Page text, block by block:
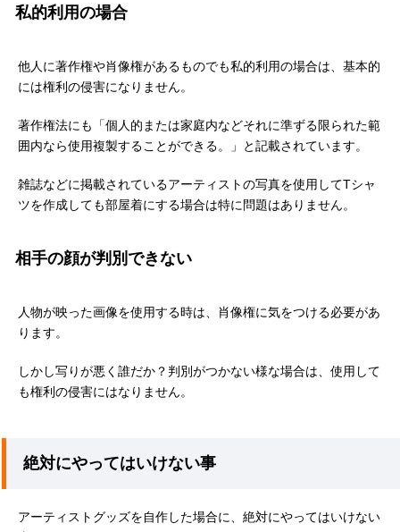
私的利用の場合
他人に著作権や肖像権があるものでも私的利用の場合は、基本的
には権利の侵害になりません。
著作権法にも「個人的または家庭内などそれに準ずる限られた範
囲内なら使用複製することができる。」と記載されています。
雑誌などに掲載されているアーティストの写真を使用してTシャ
ツを作成しても部屋着にする場合は特に問題はありません。
相手の顔が判別できない
人物が映った画像を使用する時は、肖像権に気をつける必要があ
ります。
しかし写りが悪く誰だか？判別がつかない様な場合は、使用して
も権利の侵害にはなりません。
絶対にやってはいけない事
アーティストグッズを自作した場合に、絶対にやってはいけない